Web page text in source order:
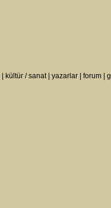
kültür / sanat|yazarlar |forum |